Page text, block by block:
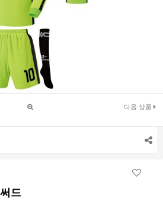
다음 상품
드